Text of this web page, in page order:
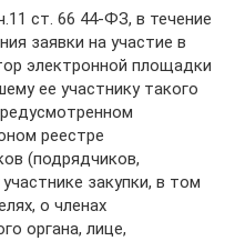
ст. 66 44-ФЗ, в течение
заявки на участие в
электронной площадки
ее участнику такого
реестре
(подрядчиков,
закупки, в том
о членах
органа, лице,